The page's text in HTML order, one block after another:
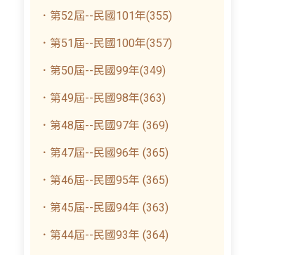
．第52屆--民國101年(355)
．第51屆--民國100年(357)
．第50屆--民國99年(349)
．第49屆--民國98年(363)
．第48屆--民國97年 (369)
．第47屆--民國96年 (365)
．第46屆--民國95年 (365)
．第45屆--民國94年 (363)
．第44屆--民國93年 (364)